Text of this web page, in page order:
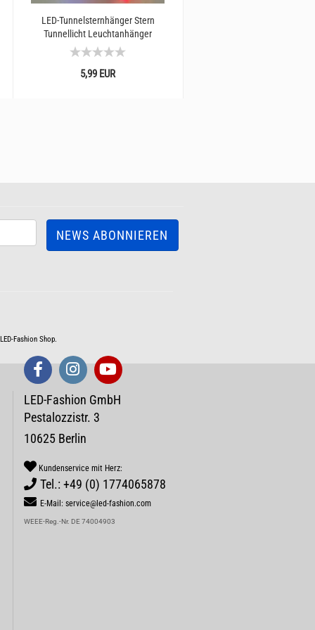
LED-Tunnelsternhänger Stern
Tunnellicht Leuchtanhänger
5,99 EUR
Fashion Shop.
LED-Fashion GmbH
Pestalozzistr. 3
10625 Berlin
Kundenservice mit Herz:
Tel.: +49 (0) 1774065878
E-Mail: service@led-fashion.com
WEEE-Reg.-Nr. DE 74004903